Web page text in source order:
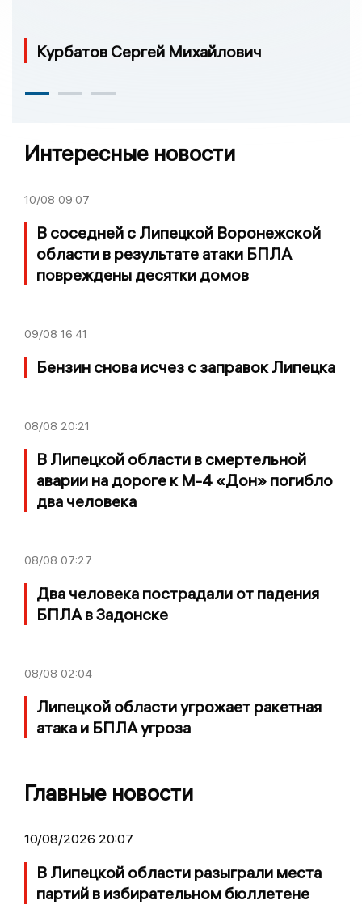
Курбатов Сергей Михайлович
Интересные новости
10/08 09:07
В соседней с Липецкой Воронежской
области в результате атаки БПЛА
повреждены десятки домов
09/08 16:41
Бензин снова исчез с заправок Липецка
08/08 20:21
В Липецкой области в смертельной
аварии на дороге к М-4 «Дон» погибло
два человека
08/08 07:27
Два человека пострадали от падения
БПЛА в Задонске
08/08 02:04
Липецкой области угрожает ракетная
атака и БПЛА угроза
Главные новости
10/08/2026 20:07
В Липецкой области разыграли места
партий в избирательном бюллетене